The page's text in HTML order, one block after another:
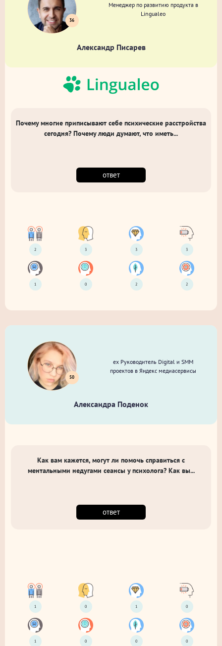
36
Менеджер по развитию продукта в
Lingualeo
Александр Писарев
Почему многие приписывают себе психические расстройства
сегодня? Почему люди думают, что иметь...
ответ
2 3 3 3
1 0 2 2
50
ex Руководитель Digital и SMM
проектов в Яндекс медиасервисы
Александра Поденок
Как вам кажется, могут ли помочь справиться с
ментальными недугами сеансы у психолога? Как вы...
ответ
1 0 1 0
1 0 0 0